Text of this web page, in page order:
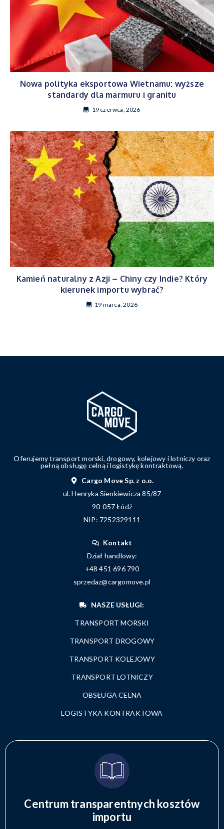
Nowa polityka eksportowa Wietnamu: wyższe
standardy dla marmuru i granitu
19 czerwca, 2026
Kamień naturalny z Azji – Chiny czy Indie? Który
kierunek importu wybrać?
19 marca, 2026
Oferujemy transport morski, drogowy, kolejowy i lotniczy oraz
pełną obsługę celną i logistykę kontraktową.
Cargo Move Sp. z o.o.
ul. Henryka Sienkiewicza 85/87
90-057 Łódź
NIP: 7252329111
Kontakt
Dział handlowy:
+48 451 696 790
sprzedaz@cargomove.pl
NASZE USŁUGI:
TRANSPORT MORSKI
TRANSPORT DROGOWY
TRANSPORT KOLEJOWY
TRANSPORT LOTNICZY
OBSŁUGA CELNA
LOGISTYKA KONTRAKTOWA
Centrum transparentnych kosztów
importu